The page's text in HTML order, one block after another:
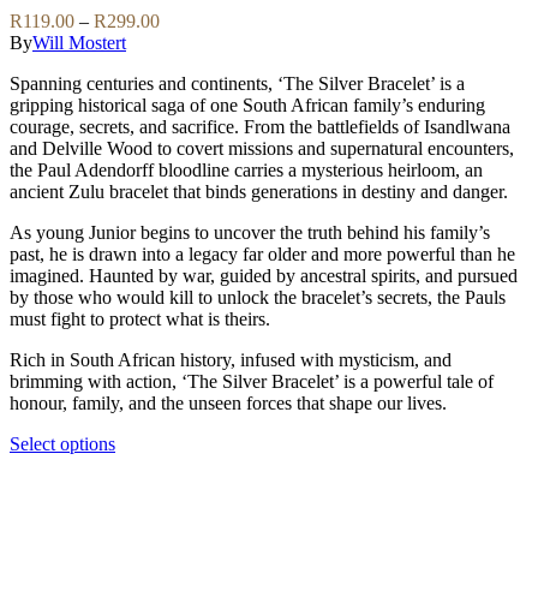
be
chosen
on
the
product
page
variants.
The
options
may
be
chosen
on
the
product
R119.00 – R299.00Price
through
R299.00
ByWill Mostert
Spanning centuries and continents, ‘The Silver Bracelet’ is a
gripping historical saga of one South African family’s enduring
courage, secrets, and sacrifice. From the battlefields of Isandlwana
and Delville Wood to covert missions and supernatural encounters,
the Paul Adendorff bloodline carries a mysterious heirloom, an
ancient Zulu bracelet that binds generations in destiny and danger.
As young Junior begins to uncover the truth behind his family’s
past, he is drawn into a legacy far older and more powerful than he
imagined. Haunted by war, guided by ancestral spirits, and pursued
by those who would kill to unlock the bracelet’s secrets, the Pauls
must fight to protect what is theirs.
Rich in South African history, infused with mysticism, and
brimming with action, ‘The Silver Bracelet’ is a powerful tale of
honour, family, and the unseen forces that shape our lives.
Select optionsThis